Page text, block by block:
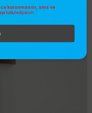
korunmasını, sms ve
kabul ediyorum.